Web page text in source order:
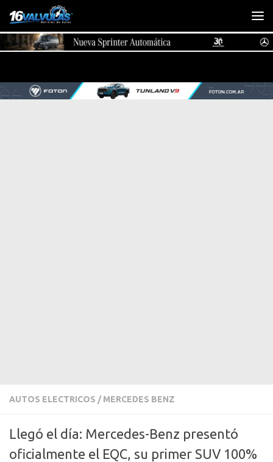
Saltar al contenido
AUTOS ELECTRICOS / MERCEDES BENZ
Llegó el día: Mercedes-Benz presentó
oficialmente el EQC, su primer SUV 100%